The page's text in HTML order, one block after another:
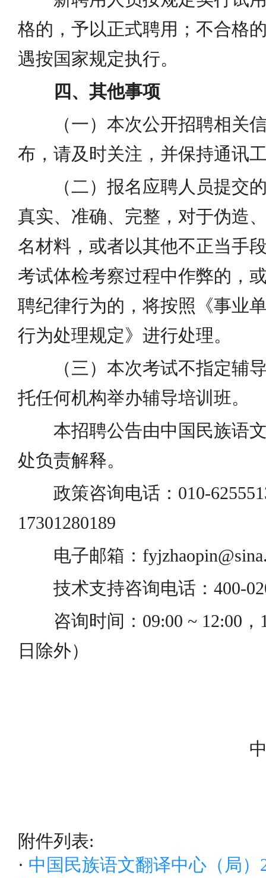
格的，予以正式聘用；不合格
遇按国家规定执行。
四、其他事项
（一）本次公开招聘相关
布，请及时关注，并保持通讯
（二）报名应聘人员提交
真实、准确、完整，对于伪造
名材料，或者以其他不正当手
考试体检考察过程中作弊的，
聘纪律行为的，将按照《事业
行为处理规定》进行处理。
（三）本次考试不指定辅
托任何机构举办辅导培训班。
本招聘公告由中国民族语
处负责解释。
政策咨询电话：010-
17301280189
电子邮箱：
技术支持咨询电话：400-
咨询时间：09:00 ~ 12:00
日除外）
中国民族
附件列表:
· 中国民族语文翻译中心（局）